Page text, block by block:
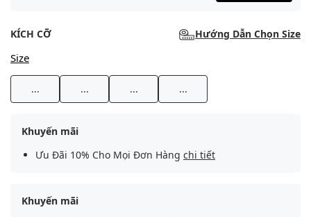
KÍCH CỠ Hướng Dẫn Chọn Size
Size
... ... ... ...
Khuyến mãi
Ưu Đãi 10% Cho Mọi Đơn Hàng chi tiết
Khuyến mãi